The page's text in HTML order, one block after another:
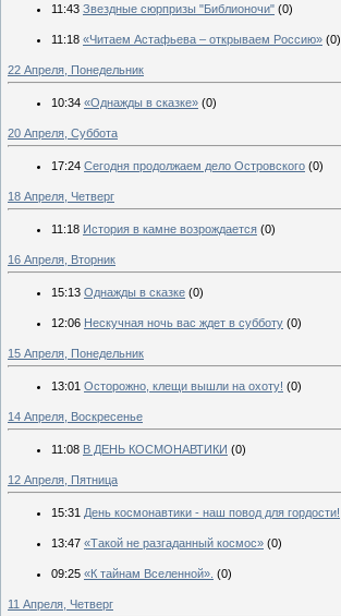
11:43 Звездные сюрпризы "Библионочи" (0)
11:18 «Читаем Астафьева – открываем Россию» (0)
22 Апреля, Понедельник
10:34 «Однажды в сказке» (0)
20 Апреля, Суббота
17:24 Сегодня продолжаем дело Островского (0)
18 Апреля, Четверг
11:18 История в камне возрождается (0)
16 Апреля, Вторник
15:13 Однажды в сказке (0)
12:06 Нескучная ночь вас ждет в субботу (0)
15 Апреля, Понедельник
13:01 Осторожно, клещи вышли на охоту! (0)
14 Апреля, Воскресенье
11:08 В ДЕНЬ КОСМОНАВТИКИ (0)
12 Апреля, Пятница
15:31 День космонавтики - наш повод для гордости!
13:47 «Такой не разгаданный космос» (0)
09:25 «К тайнам Вселенной». (0)
11 Апреля, Четверг